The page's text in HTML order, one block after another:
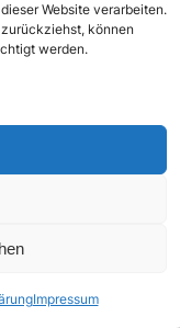
Website verarbeiten.
können
werden.
Impressum
der
Kokot